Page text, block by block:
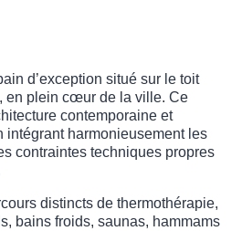
d’exception situé sur le toit
en plein cœur de la ville. Ce
contemporaine et
intégrant harmonieusement les
contraintes techniques propres
distincts de thermothérapie,
bains froids, saunas, hammams